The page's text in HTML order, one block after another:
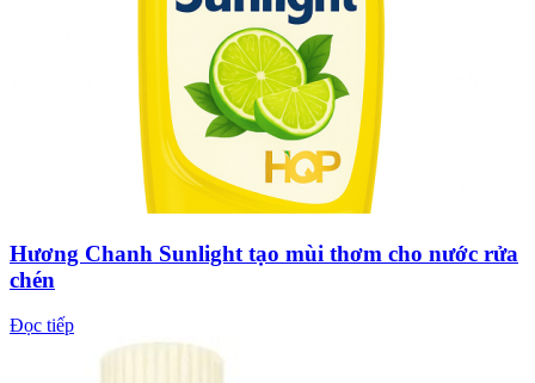
Hương Chanh Sunlight tạo mùi thơm cho nước rửa
chén
Đọc tiếp